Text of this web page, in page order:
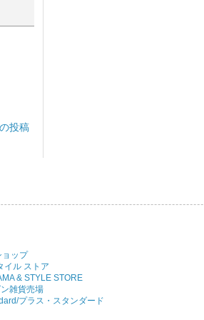
投稿
ョップ
イル ストア
& STYLE STORE
雑貨売場
プラス・スタンダード